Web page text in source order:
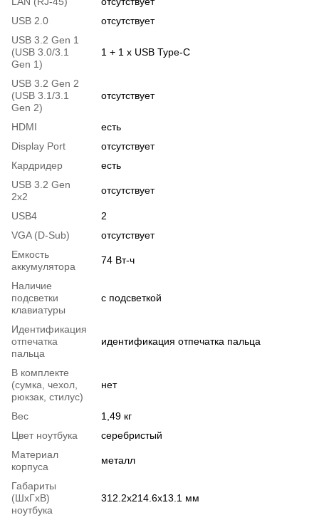
USB 2.0
отсутствует
USB 3.2 Gen 1
(USB 3.0/3.1
Gen 1)
1 + 1 x USB Type-C
USB 3.2 Gen 2
(USB 3.1/3.1
Gen 2)
отсутствует
HDMI
есть
Display Port
отсутствует
Кардридер
есть
USB 3.2 Gen
2x2
отсутствует
USB4
2
VGA (D-Sub)
отсутствует
Емкость
аккумулятора
74 Вт-ч
Наличие
подсветки
клавиатуры
с подсветкой
Идентификация
отпечатка
пальца
идентификация отпечатка пальца
В комплекте
(сумка, чехол,
рюкзак, стилус)
нет
Вес
1,49 кг
Цвет ноутбука
серебристый
Материал
корпуса
металл
Габариты
(ШхГхВ)
ноутбука
312.2х214.6х13.1 мм